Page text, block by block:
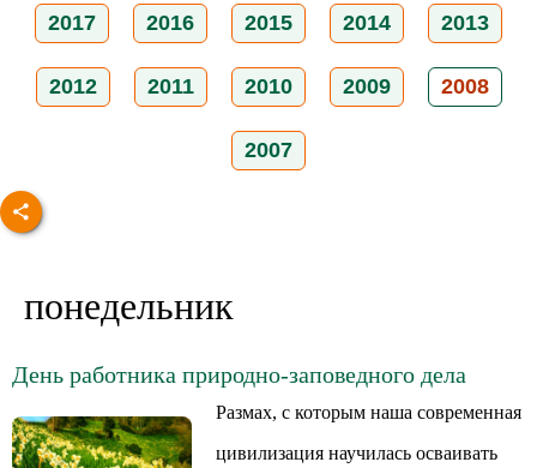
2017 2016 2015 2014 2013
2012 2011 2010 2009 2008
2007
понедельник
День работника природно-заповедного дела
Размах, с которым наша современная
цивилизация научилась осваивать